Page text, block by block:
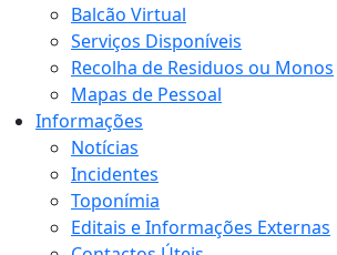
Balcão Virtual
Serviços Disponíveis
Recolha de Residuos ou Monos
Mapas de Pessoal
Informações
Notícias
Incidentes
Toponímia
Editais e Informações Externas